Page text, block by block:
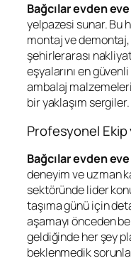
Bağcılar evden
yelpazesi sunar. Bu
montaj ve
şehirlerarası
eşyalarını en
ambalaj
bir yaklaşım sergiler.
Profesyonel Ekip
Bağcılar evden
deneyim ve uzman
sektöründe lider
taşıma günü için
aşamayı önceden
geldiğinde her şey
beklenmedik